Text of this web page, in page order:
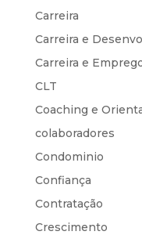
Carreira
Carreira e
Carreira e
CLT
Coaching e
colaboradores
Condominio
Confiança
Contratação
Crescimento